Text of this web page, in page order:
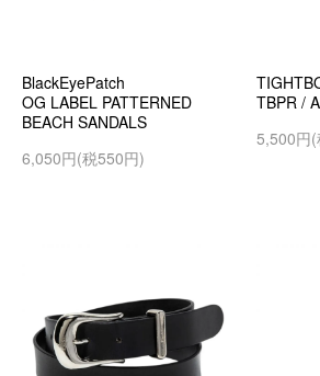
BlackEyePatch
OG LABEL PATTERNED
BEACH SANDALS
6,050円(税550円)
TBPR /
5,500円